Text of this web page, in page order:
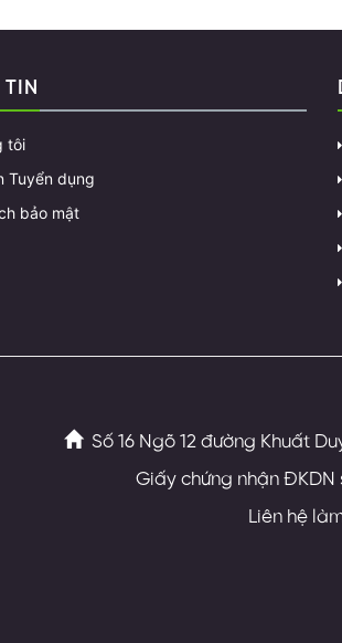
TIN
tôi
Tuyển dụng
bảo mật
Số 16 Ngõ 12 đường Khuất
Giấy chứng nhận ĐKDN
Liên hệ